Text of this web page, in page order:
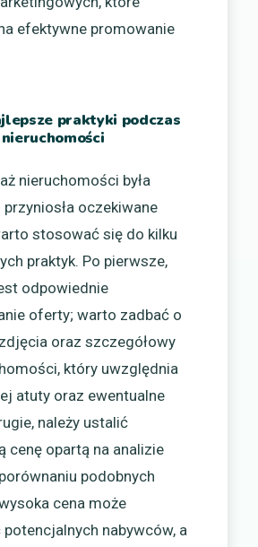
efektywne promowanie
praktyki podczas
nieruchomości była
oczekiwane
stosować się do kilku
praktyk. Po pierwsze,
odpowiednie
oferty; warto zadbać o
oraz szczegółowy
który uwzględnia
atuty oraz ewentualne
należy ustalić
cenę opartą na analizie
podobnych
cena może
nabywców, a